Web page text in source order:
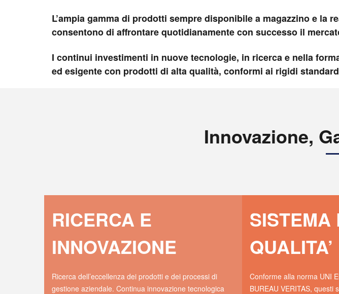
L’ampia gamma di prodotti sempre disponibile a magazzino e
consentono di affrontare quotidianamente con successo il
I continui investimenti in nuove tecnologie, in ricerca e nella
ed esigente con prodotti di alta qualità, conformi ai rigidi
Innovazione,
RICERCA E
INNOVAZIONE
Ricerca dell’eccellenza dei prodotti e dei processi di
gestione aziendale. Continua innovazione tecnologica
SISTEMA
QUALITA’
Conforme alla norma UNI
BUREAU VERITAS, questi